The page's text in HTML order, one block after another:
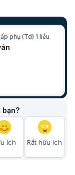
phụ (Td) 1 liều
bạn?
ích Rất hữu ích